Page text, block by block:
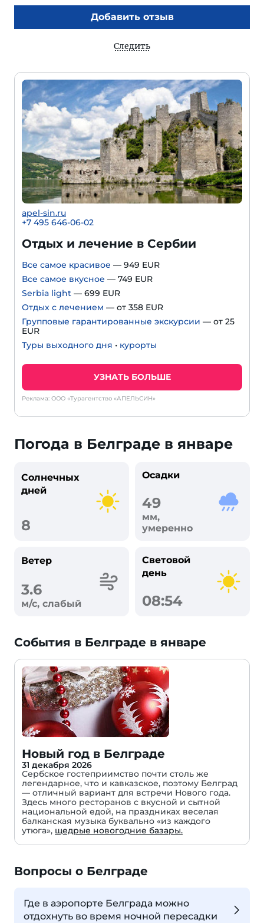
Добавить отзыв
Следить
apel-sin.ru
+7 495 646-06-02
Отдых и лечение в Сербии
Все самое красивое — 949 EUR
Все самое вкусное — 749 EUR
Serbia light — 699 EUR
Отдых с лечением — от 358 EUR
Групповые гарантированные экскурсии — от 25
EUR
Туры выходного дня • курорты
УЗНАТЬ БОЛЬШЕ
Реклама: ООО «Турагентство «АПЕЛЬСИН»
Погода в Белграде в январе
Солнечных
дней
8
Осадки
49
мм,
умеренно
Ветер
3.6
м/с, слабый
Световой
день
08:54
События в Белграде в январе
Новый год в Белграде
31 декабря 2026
Сербское гостеприимство почти столь же
легендарное, что и кавказское, поэтому Белград
— отличный вариант для встречи Нового года.
Здесь много ресторанов с вкусной и сытной
национальной едой, на праздниках веселая
балканская музыка буквально «из каждого
утюга», щедрые новогодние базары.
Вопросы о Белграде
Где в аэропорте Белграда можно
отдохнуть во время ночной пересадки